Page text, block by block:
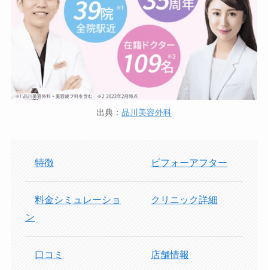
出典： 品川美容外科
特徴 ビフォーアフター
料金シミュレーショ
ン
クリニック詳細
口コミ 店舗情報